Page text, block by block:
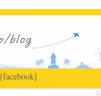
[facebook]